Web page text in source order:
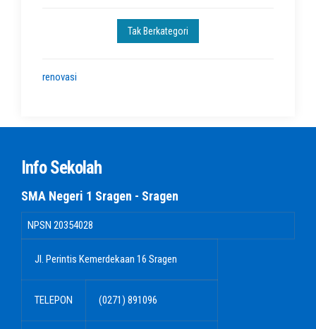
Tak Berkategori
renovasi
Info Sekolah
SMA Negeri 1 Sragen - Sragen
NPSN 20354028
Jl. Perintis Kemerdekaan 16 Sragen
TELEPON (0271) 891096